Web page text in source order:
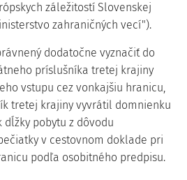
záležitostí Slovenskej
zahraničných vecí").
dodatočne vyznačiť do
príslušníka tretej krajiny
vstupu cez vonkajšiu hranicu,
tretej krajiny vyvrátil domnienku
pobytu z dôvodu
v cestovnom doklade pri
podľa osobitného predpisu.